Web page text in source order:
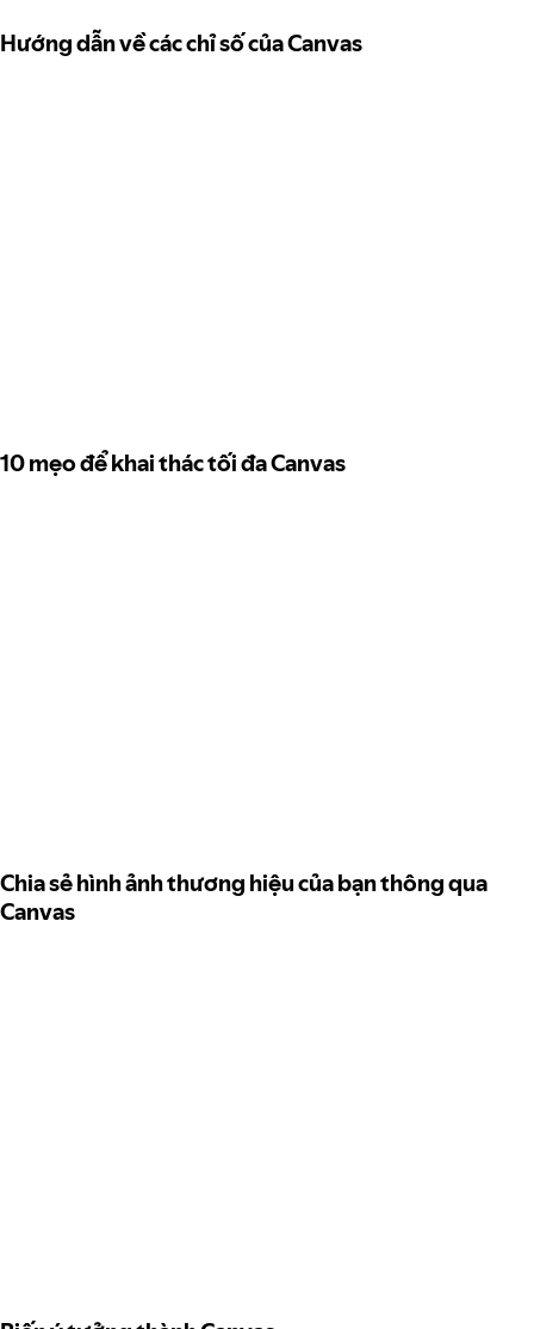
Hướng dẫn về các chỉ số của Canvas
10 mẹo để khai thác tối đa Canvas
Chia sẻ hình ảnh thương hiệu của bạn thông qua
Canvas